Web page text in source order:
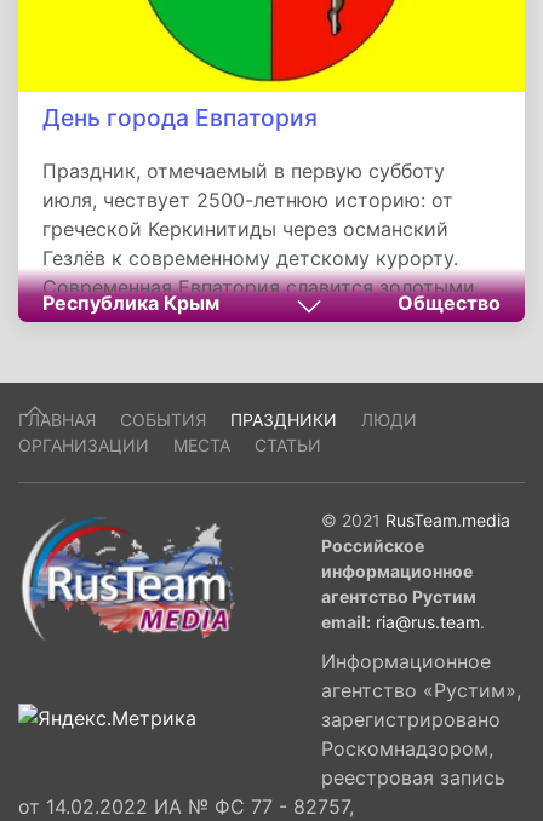
День города Евпатория
Праздник, отмечаемый в первую субботу
июля, чествует 2500-летнюю историю: от
греческой Керкинитиды через османский
Гезлёв к современному детскому курорту.
Современная Евпатория славится золотыми
пляжами, лечебными грязями и уникальным
хранят память веков.
Республика Крым Общество
ГЛАВНАЯ СОБЫТИЯ ПРАЗДНИКИ
ЛЮДИ
ОРГАНИЗАЦИИ
МЕСТА СТАТЬИ
© 2021 RusTeam.media
Российское
информационное
агентство Рустим
email: ria@rus.team.
Информационное
агентство «Рустим»,
зарегистрировано
Роскомнадзором,
реестровая запись
от 14.02.2022 ИА № ФС 77 - 82757,